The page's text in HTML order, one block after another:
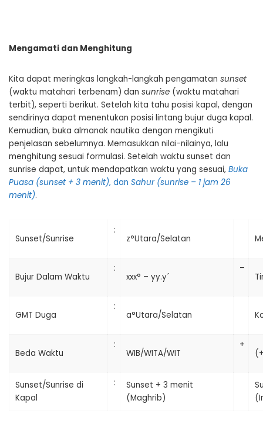
Mengamati dan Menghitung
Kita dapat meringkas langkah-langkah pengamatan sunset
(waktu matahari terbenam) dan sunrise (waktu matahari
terbit), seperti berikut. Setelah kita tahu posisi kapal, dengan
sendirinya dapat menentukan posisi lintang bujur duga kapal.
Kemudian, buka almanak nautika dengan mengikuti
penjelasan sebelumnya. Memasukkan nilai-nilainya, lalu
menghitung sesuai formulasi. Setelah waktu sunset dan
sunrise dapat, untuk mendapatkan waktu yang sesuai, Buka
Puasa (sunset + 3 menit), dan Sahur (sunrise – 1 jam 26
menit).
Sunset/Sunrise
:
z°Utara/Selatan
Bujur Dalam Waktu
:
xxx° – yy.y´
–
GMT Duga
:
a°Utara/Selatan
Beda Waktu
:
WIB/WITA/WIT
+
Sunset/Sunrise di
Kapal
:
Sunset + 3 menit
(Maghrib)